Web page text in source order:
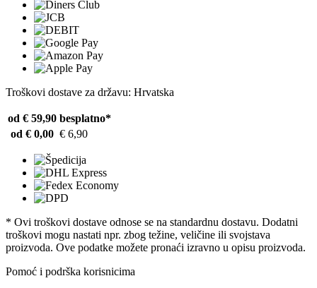
Troškovi dostave za državu: Hrvatska
od € 59,90 besplatno*
od € 0,00 € 6,90
* Ovi troškovi dostave odnose se na standardnu ​​dostavu. Dodatni
troškovi mogu nastati npr. zbog težine, veličine ili svojstava
proizvoda. Ove podatke možete pronaći izravno u opisu proizvoda.
Pomoć i podrška korisnicima